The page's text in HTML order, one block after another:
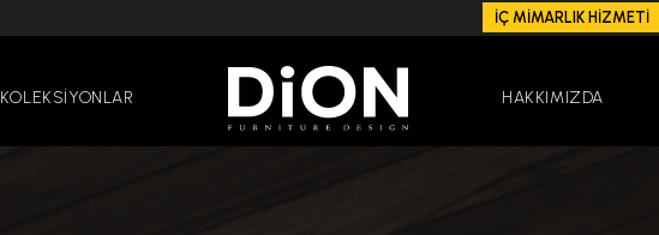
İÇ MİMARLIK HİZMETİ
KOLEKSİYONLAR HAKKIMIZDA